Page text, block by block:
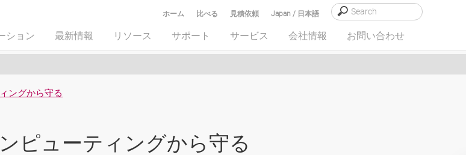
Japan / 日本語
見積依頼
比べる
ホーム
ション 最新情報 リソース サポート サービス 会社情報 お問い合わせ
ングから守る
ピューティングから守る